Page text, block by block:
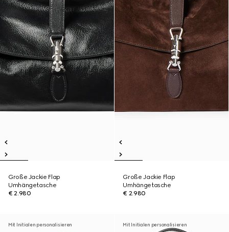
Große Jackie Flap
Umhängetasche
€ 2.980
Große Jackie Flap
Umhängetasche
€ 2.980
Mit Initialen personalisieren Mit Initialen personalisieren